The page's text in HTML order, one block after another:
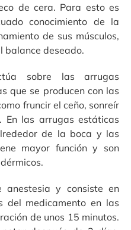
de cera. Para esto es
conocimiento de la
de sus músculos,
balance deseado.
sobre las arrugas
que se producen con las
fruncir el ceño, sonreír
En las arrugas estáticas
de la boca y las
mayor función y son
anestesia y consiste en
del medicamento en las
de unos 15 minutos.